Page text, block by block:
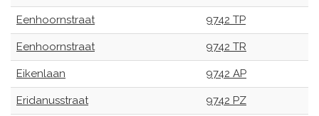
Eenhoornstraat 9742 TP
Eenhoornstraat 9742 TR
Eikenlaan 9742 AP
Eridanusstraat 9742 PZ